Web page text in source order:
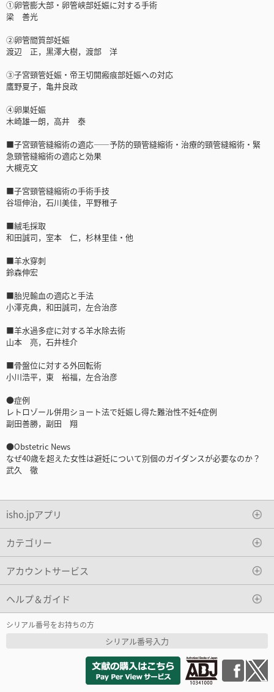
①卵管膨大部・卵管峡部妊娠に対する手術
梁 善光
②卵管間質部妊娠
渡辺 正，黒澤大樹，渡部 洋
③子宮頸管妊娠・帝王切開瘢痕部妊娠への対応
鷹野夏子，亀井良政
④卵巣妊娠
木崎雄一朗，高井 泰
■子宮頸管縫縮術の適応――予防的頸管縫縮術・治療的頸管縫縮術・緊
急頸管縫縮術の適応と効果
大槻克文
■子宮頸管縫縮術の手術手技
谷垣伸治，石川美佳，平野稚子
■絨毛採取
和田誠司，室本 仁，杉林里佳・他
■羊水穿刺
鈴森伸宏
■胎児輸血の適応と手法
小澤克典，和田誠司，左合治彦
■羊水過多症に対する羊水除去術
山本 亮，石井桂介
■骨盤位に対する外回転術
小川浩平，東 裕福，左合治彦
●症例
レトロゾール併用ショート法で妊娠し得た難治性不妊4症例
副田善勝，副田 翔
●Obstetric News
なぜ40歳を超えた女性は避妊について別個のガイダンスが必要なのか？
武久 徹
isho.jpアプリ
カテゴリー
アカウントサービス
ヘルプ＆ガイド
シリアル番号をお持ちの方
シリアル番号入力